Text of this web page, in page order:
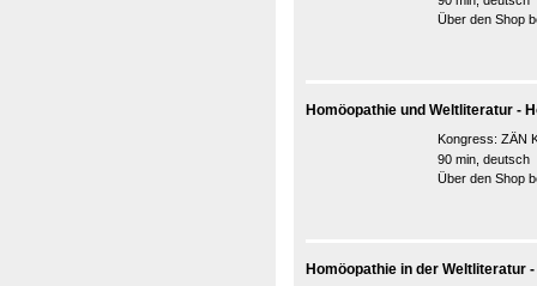
Über den Shop
Homöopathie und Weltliteratur -
Kongress: ZÄN
90 min, deutsch
Über den Shop
Homöopathie in der Weltliteratur